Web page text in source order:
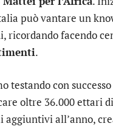
può vantare un
ricordando facendo
.
testando con successo
oltre 36.000 ettari
aggiuntivi all’anno,